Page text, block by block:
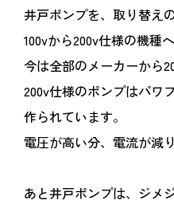
井戸ポンプを、取り替え
100vから200v仕様の機種
今は全部のメーカーから
200v仕様のポンプはパワ
作られています。
電圧が高い分、電流が減
あと井戸ポンプは、ジメ